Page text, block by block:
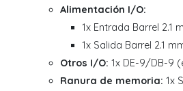
Alimentación I/O:
1x Entrada Barrel 2.1
1x Salida Barrel 2.1
Otros I/O: 1x DE-9/DB-9
Ranura de memoria: 1x